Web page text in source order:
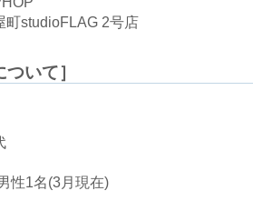
町studioFLAG 2号店
ついて］
性1名(3月現在)